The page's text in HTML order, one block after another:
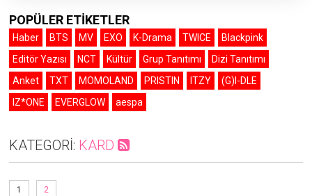
POPÜLER ETİKETLER
Haber BTS MV EXO K-Drama TWICE
Blackpink
Editör Yazısı
NCT Kültür Grup Tanıtımı
Dizi Tanıtımı
Anket
TXT MOMOLAND PRISTIN ITZY
(G)I-DLE
IZ*ONE
EVERGLOW aespa
KATEGORİ: KARD
1 2